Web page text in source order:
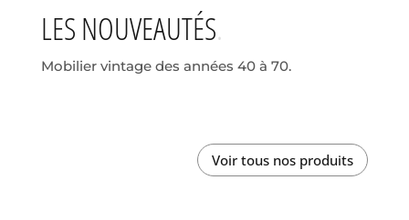
LES NOUVEAUTÉS
Mobilier vintage des années 40 à 70.
Voir tous nos produits